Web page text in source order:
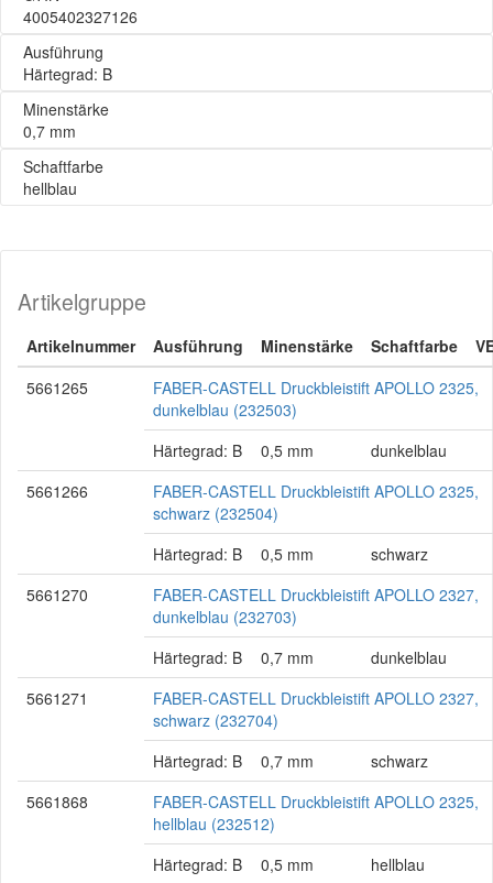
4005402327126
Ausführung
Härtegrad: B
Minenstärke
0,7 mm
Schaftfarbe
hellblau
Artikelgruppe
Artikelnummer Ausführung Minenstärke Schaftfarbe
5661265
FABER-CASTELL Druckbleistift APOLLO 2325,
dunkelblau (232503)
Härtegrad: B
0,5 mm
dunkelblau
5661266
FABER-CASTELL Druckbleistift APOLLO 2325,
schwarz (232504)
Härtegrad: B
0,5 mm
schwarz
5661270
FABER-CASTELL Druckbleistift APOLLO 2327,
dunkelblau (232703)
Härtegrad: B
0,7 mm
dunkelblau
5661271
FABER-CASTELL Druckbleistift APOLLO 2327,
schwarz (232704)
Härtegrad: B
0,7 mm
schwarz
5661868
FABER-CASTELL Druckbleistift APOLLO 2325,
hellblau (232512)
Härtegrad: B
0,5 mm
hellblau